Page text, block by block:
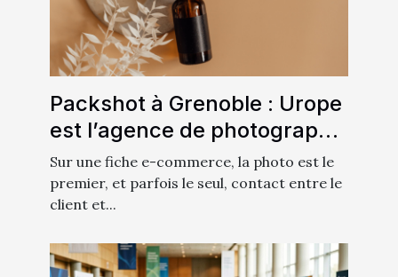
Packshot à Grenoble : Urope
est l’agence de photographie
qu’il vous faut !
Sur une fiche e-commerce, la photo est le
premier, et parfois le seul, contact entre le
client et...